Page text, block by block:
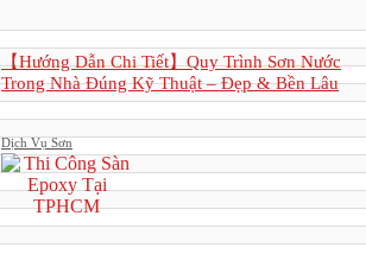
【Hướng Dẫn Chi Tiết】Quy Trình Sơn Nước
Trong Nhà Đúng Kỹ Thuật – Đẹp & Bền Lâu
Dịch Vụ Sơn